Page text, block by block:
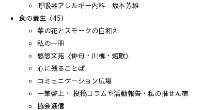
呼吸器アレルギー内科 坂本芳雄
食の養生（45）
菜の花とスモークの白和え
私の一冊
悠悠文苑〈俳句・川柳・短歌〉
心に残ることば
コミュニケーション広場
一筆啓上・ 投稿コラムや活動報告・私の推せん宿
協会通信